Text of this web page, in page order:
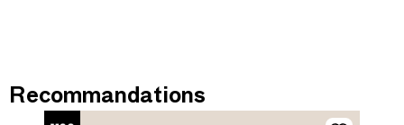
Recommandations